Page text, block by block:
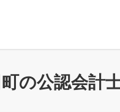
の公認会計